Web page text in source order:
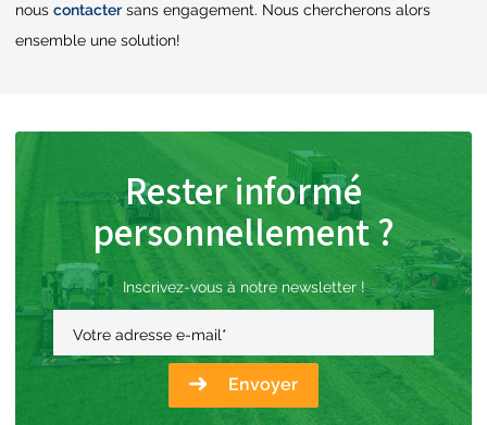
nous contacter sans engagement. Nous chercherons alors
ensemble une solution!
Rester informé
personnellement ?
Inscrivez-vous à notre newsletter !
Votre adresse e-mail*
Envoyer